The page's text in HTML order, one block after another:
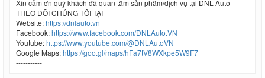
Xin cảm ơn quý khách đã quan tâm sản phẩm/dịch vụ tại DNL Auto
THEO DÕI CHÚNG TÔI TẠI
Website:https://dnlauto.vn
Facebook:https://www.facebook.com/DNLAuto.VN
Youtube:https://www.youtube.com/@DNLAutoVN
Google Maps:https://goo.gl/maps/hFa7tV8WXkpe5W9F7
-----------